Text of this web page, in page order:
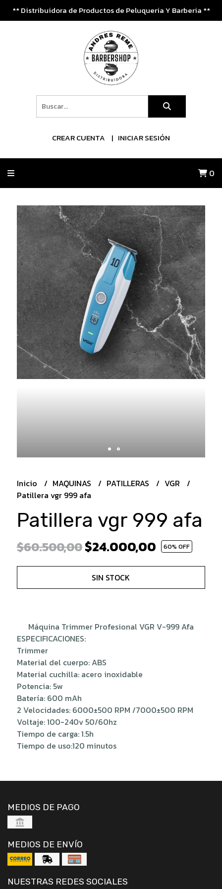
** Distribuidora de Productos de Peluqueria Y Barberia **
CREAR CUENTA INICIAR SESIÓN
0
Inicio MAQUINAS PATILLERAS
VGR
Patillera vgr 999 afa
Patillera vgr 999 afa
$60.500,00$24.000,00 60% OFF
SIN STOCK
Máquina Trimmer Profesional VGR V-999 Afa
ESPECIFICACIONES:
Trimmer
Material del cuerpo: ABS
Material cuchilla: acero inoxidable
Potencia: 5w
Batería: 600 mAh
2 Velocidades: 6000±500 RPM /7000±500 RPM
Voltaje: 100-240v 50/60hz
Tiempo de carga: 1.5h
Tiempo de uso:120 minutos
MEDIOS DE PAGO
MEDIOS DE ENVÍO
NUESTRAS REDES SOCIALES